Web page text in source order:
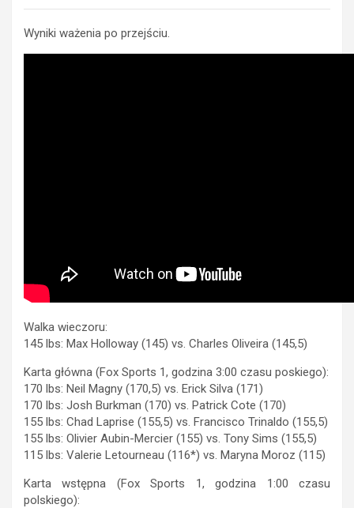
Wyniki ważenia po przejściu.
Walka wieczoru:
145 lbs: Max Holloway (145) vs. Charles Oliveira (145,5)
Karta główna (Fox Sports 1, godzina 3:00 czasu poskiego):
170 lbs: Neil Magny (170,5) vs. Erick Silva (171)
170 lbs: Josh Burkman (170) vs. Patrick Cote (170)
155 lbs: Chad Laprise (155,5) vs. Francisco Trinaldo (155,5)
155 lbs: Olivier Aubin-Mercier (155) vs. Tony Sims (155,5)
115 lbs: Valerie Letourneau (116*) vs. Maryna Moroz (115)
Karta wstępna (Fox Sports 1, godzina 1:00 czasu
polskiego):